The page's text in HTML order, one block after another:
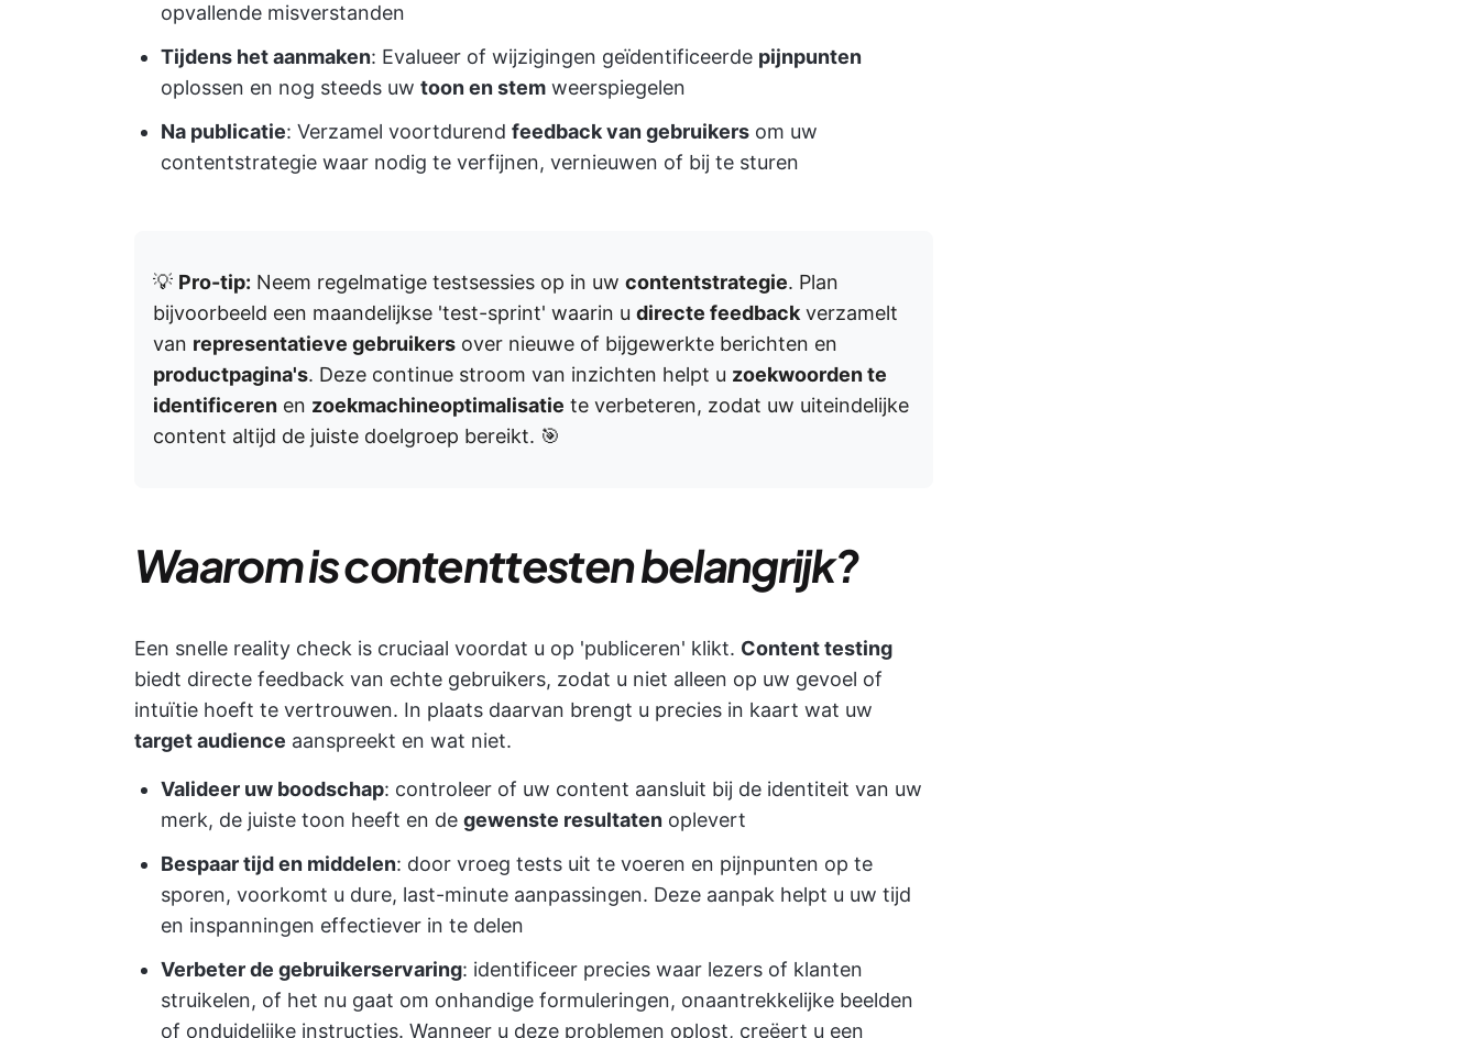
opvallende misverstanden
Tijdens het aanmaken: Evalueer of wijzigingen geïdentificeerde pijnpunten
oplossen en nog steeds uw toon en stem weerspiegelen
Na publicatie: Verzamel voortdurend feedback van gebruikers om uw
contentstrategie waar nodig te verfijnen, vernieuwen of bij te sturen
💡 Pro-tip: Neem regelmatige testsessies op in uw contentstrategie. Plan
bijvoorbeeld een maandelijkse 'test-sprint' waarin u directe feedback verzamelt
van representatieve gebruikers over nieuwe of bijgewerkte berichten en
productpagina's. Deze continue stroom van inzichten helpt u zoekwoorden te
identificeren en zoekmachineoptimalisatie te verbeteren, zodat uw uiteindelijke
content altijd de juiste doelgroep bereikt. 🎯
Waarom is contenttesten belangrijk?
Een snelle reality check is cruciaal voordat u op 'publiceren' klikt. Content testing
biedt directe feedback van echte gebruikers, zodat u niet alleen op uw gevoel of
intuïtie hoeft te vertrouwen. In plaats daarvan brengt u precies in kaart wat uw
target audience aanspreekt en wat niet.
Valideer uw boodschap: controleer of uw content aansluit bij de identiteit van uw
merk, de juiste toon heeft en de gewenste resultaten oplevert
Bespaar tijd en middelen: door vroeg tests uit te voeren en pijnpunten op te
sporen, voorkomt u dure, last-minute aanpassingen. Deze aanpak helpt u uw tijd
en inspanningen effectiever in te delen
Verbeter de gebruikerservaring: identificeer precies waar lezers of klanten
struikelen, of het nu gaat om onhandige formuleringen, onaantrekkelijke beelden
of onduidelijke instructies. Wanneer u deze problemen oplost, creëert u een